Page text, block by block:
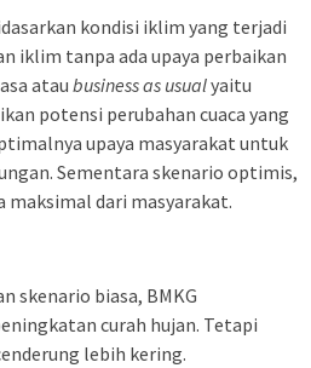
kondisi iklim yang terjadi
iklim tanpa ada upaya perbaikan
atau business as usualyaitu
potensi perubahan cuaca yang
upaya masyarakat untuk
Sementara skenario optimis,
maksimal dari masyarakat.
skenario biasa, BMKG
curah hujan. Tetapi
lebih kering.